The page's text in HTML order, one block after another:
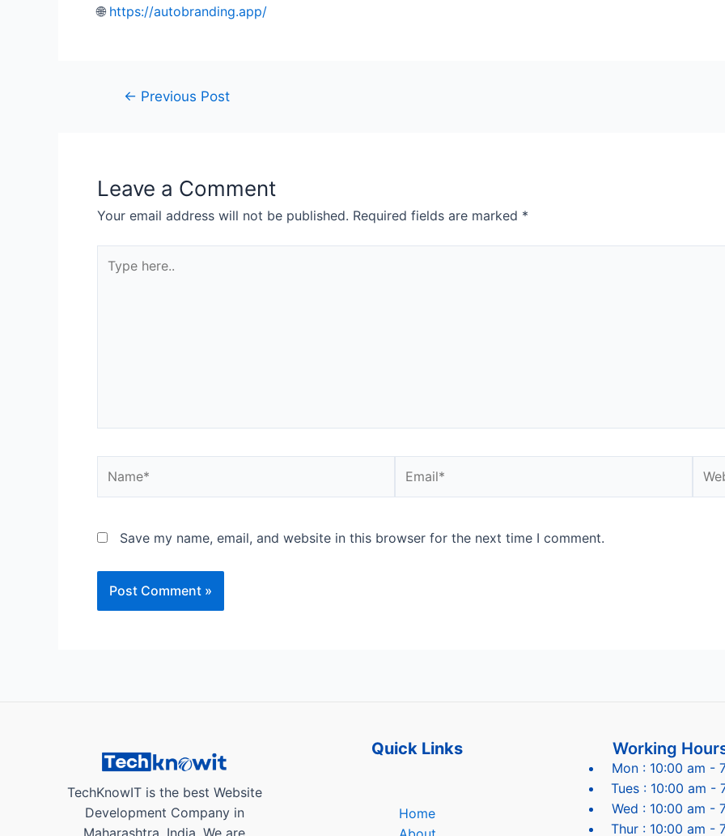
🌐 https://autobranding.app/
Post← Previous Post
Leave a Comment
Your email address will not be published. Required fields are marked *
here..
Save my name, email, and website in this browser for the next time I comment.
TechKnowIT is the best Website
Development Company in
Maharashtra, India. We are
Quick Links
Home
Working
Mon : 10:00 am -
Tues : 10:00 am -
Wed : 10:00 am -
Thur : 10:00 am -